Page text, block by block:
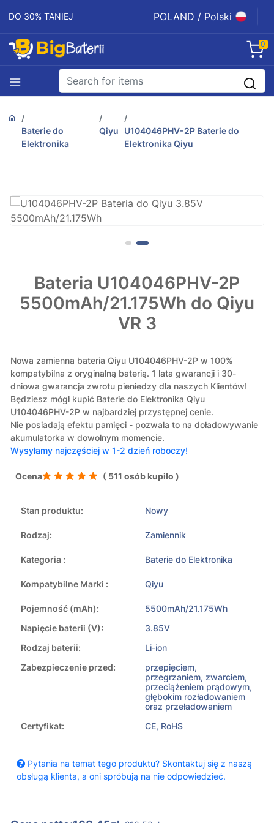
DO 30% TANIEJ POLAND / Polski
0
Baterie do
Elektronika
Qiyu
U104046PHV-2P Baterie do
Elektronika Qiyu
Bateria U104046PHV-2P
5500mAh/21.175Wh do Qiyu
VR 3
Nowa zamienna bateria Qiyu U104046PHV-2P w 100%
kompatybilna z oryginalną baterią. 1 lata gwarancji i 30-
dniowa gwarancja zwrotu pieniedzy dla naszych Klientów!
Będziesz mógł kupić Baterie do Elektronika Qiyu
U104046PHV-2P w najbardziej przystępnej cenie.
Nie posiadają efektu pamięci - pozwala to na doładowywanie
akumulatorka w dowolnym momencie.
Wysyłamy najczęściej w 1-2 dzień roboczy!
Ocena ( 511 osób kupiło )
Stan produktu: Nowy
Rodzaj: Zamiennik
Kategoria : Baterie do Elektronika
Kompatybilne Marki : Qiyu
Pojemność (mAh):
5500mAh/21.175Wh
Napięcie baterii (V):
3.85V
Rodzaj baterii:
Li-ion
Zabezpieczenie przed:
przepięciem,
przegrzaniem, zwarciem,
przeciążeniem prądowym,
głębokim rozładowaniem
oraz przeładowaniem
Certyfikat:
CE, RoHS
Pytania na temat tego produktu? Skontaktuj się z naszą
obsługą klienta, a oni spróbują na nie odpowiedzieć.